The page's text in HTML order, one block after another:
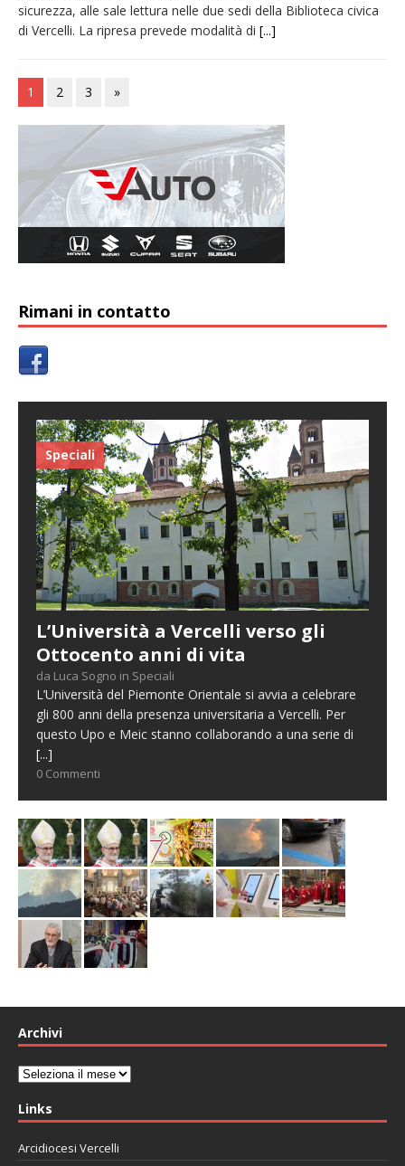
sicurezza, alle sale lettura nelle due sedi della Biblioteca civica
di Vercelli. La ripresa prevede modalità di [...]
1 2 3 »
Rimani in contatto
Speciali
L’Università a Vercelli verso gli
Ottocento anni di vita
da Luca Sogno in Speciali
L’Università del Piemonte Orientale si avvia a celebrare
gli 800 anni della presenza universitaria a Vercelli. Per
questo Upo e Meic stanno collaborando a una serie di
[...]
0 Commenti
Archivi
Archivi
Links
Arcidiocesi Vercelli